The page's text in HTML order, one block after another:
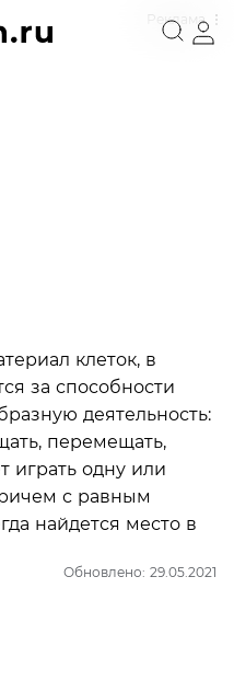
Реклама
Обновлено: 29.05.2021
клеток, в
за способности
деятельность:
перемещать,
играть одну или
с равным
найдется место в